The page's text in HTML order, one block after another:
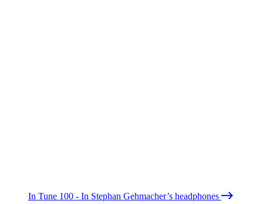
In Tune 100 - In Stephan Gehmacher’s headphones